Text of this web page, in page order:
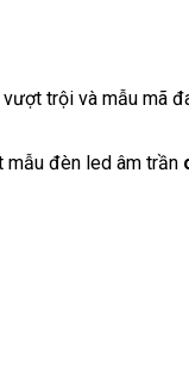
trội và mẫu mã
mẫu đèn led âm trần